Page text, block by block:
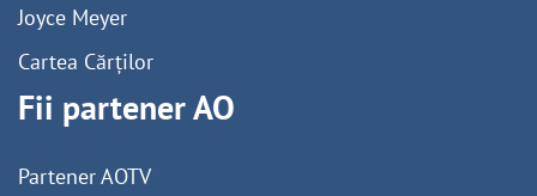
Joyce Meyer
Cartea Cărților
Fii partener AO
Partener AOTV